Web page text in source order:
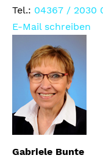
Tel.: 04367 / 2030
E-Mail schreiben
Gabriele Bunte